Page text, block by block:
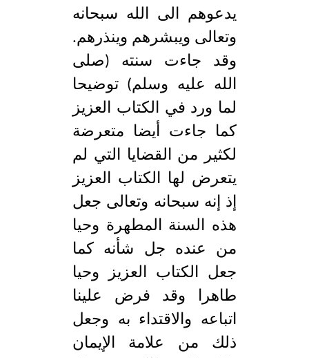
يدعوهم الى الله سبحانه
وتعالى ويبشرهم وينذرهم.
وقد جاءت سنته (صلى
الله عليه وسلم) توضيحا
لما ورد في الكتاب العزيز
كما جاءت أيضا متعرضة
لكثير من القضايا التي لم
يتعرض لها الكتاب العزيز
إذ إنه سبحانه وتعالى جعل
هذه السنة المطهرة وحيا
من عنده جل شأنه كما
جعل الكتاب العزيز وحيا
طاهرا وقد فرض علينا
اتباعه والاقتداء به وجعل
ذلك من علامة الإيمان